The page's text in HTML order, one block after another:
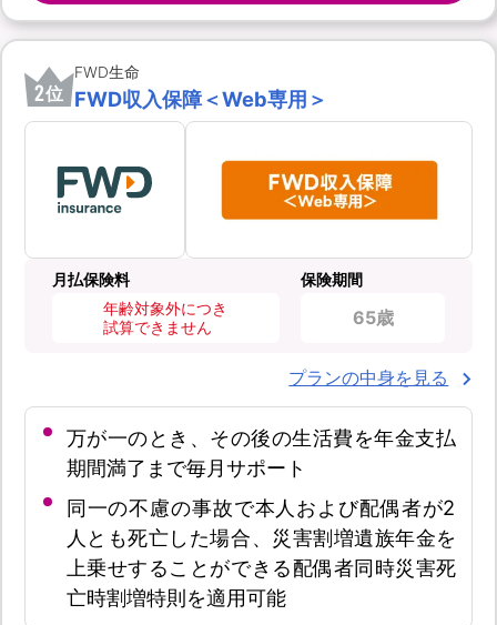
2位
FWD生命
FWD収入保障＜Web専用＞
月払保険料
年齢対象外につき
試算できません
保険期間
65歳
プランの中身を見る
万が一のとき、その後の生活費を年金支払
期間満了まで毎月サポート
同一の不慮の事故で本人および配偶者が2
人とも死亡した場合、災害割増遺族年金を
上乗せすることができる配偶者同時災害死
亡時割増特則を適用可能